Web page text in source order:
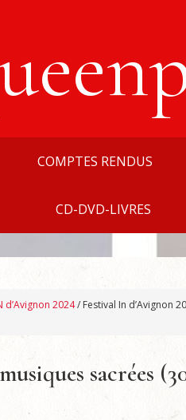
COMPTES RENDUS
CD-DVD-LIVRES
d’Avignon 2024/ Festival In d’Avignon
sacrées